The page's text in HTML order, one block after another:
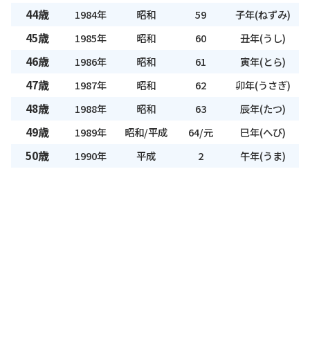
44歳 1984年 昭和 59 子年(ねずみ)
45歳 1985年 昭和 60 丑年(うし)
46歳 1986年 昭和 61 寅年(とら)
47歳 1987年 昭和 62 卯年(うさぎ)
48歳 1988年 昭和 63 辰年(たつ)
49歳 1989年 昭和/平成 64/元 巳年(へび)
50歳 1990年 平成 2 午年(うま)